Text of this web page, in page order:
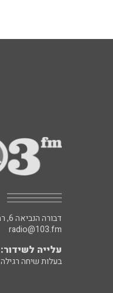
דבורה הנביאה 6, רמת השרון
radio@103.fm
עלייה לשידור: 0552-103-103
בעלות שיחה רגילה